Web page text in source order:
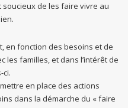
soucieux de les faire vivre au
en fonction des besoins et de
les familles, et dans l’intérêt de
ci.
en place des actions
dans la démarche du « faire